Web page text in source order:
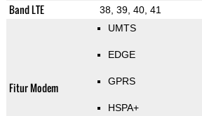
Band LTE 38, 39, 40, 41
Fitur Modem
UMTS
EDGE
GPRS
HSPA+